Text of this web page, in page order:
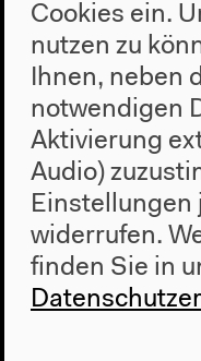
Kontakt
Presse
Team
Impressum
Haus der
John-Foster-
Cookies ein.
nutzen zu
Ihnen, neben
notwendigen
Aktivierung
Audio)
Einstellungen
widerrufen.
finden Sie in